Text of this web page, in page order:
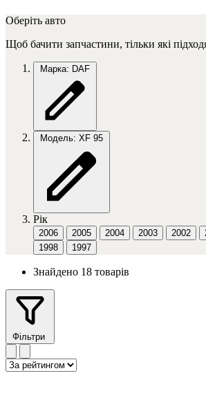
Оберіть авто
Щоб бачити запчастини, тільки які
Марка: DAF
Модель: XF 95
Рік
2006 2005 2004 2003 2002
1998
1997
Знайдено 18 товарів
Фільтри